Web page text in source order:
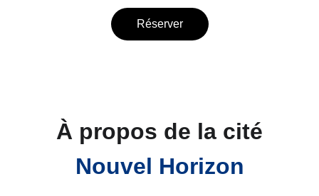
Réserver
À propos de la cité
Nouvel Horizon